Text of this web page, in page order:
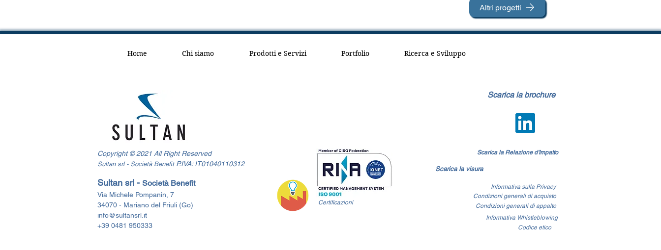
Altri progetti
Copyright © 2021 All Right Reserved
Sultan srl - Società Benefit P.IVA: IT01040110312
Scarica la brochure
Scarica la Relazione d'Impatto
Scarica la visura
Informativa sulla Privacy
Condizioni generali di acquisto
Condizioni generali di appalto
Codice etico
Certificazioni
Sultan srl - Società Benefit
Via Michele Pompanin, 7
34070 - Mariano del Friuli (Go)
info@sultansrl.it
+39 0481 950333
Home Chi siamo Prodotti e Servizi Portfolio Ricerca e Sviluppo
Informativa Whistleblowing